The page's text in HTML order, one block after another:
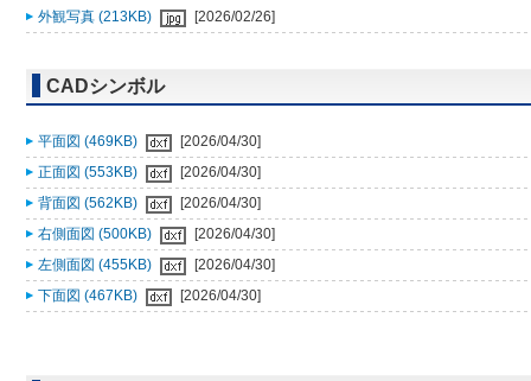
外観写真 (213KB) [2026/02/26]
CADシンボル
平面図 (469KB)
[2026/04/30]
正面図 (553KB)
[2026/04/30]
背面図 (562KB)
[2026/04/30]
右側面図 (500KB)
[2026/04/30]
左側面図 (455KB)
[2026/04/30]
下面図 (467KB)
[2026/04/30]